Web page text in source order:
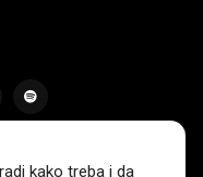
kako treba i da